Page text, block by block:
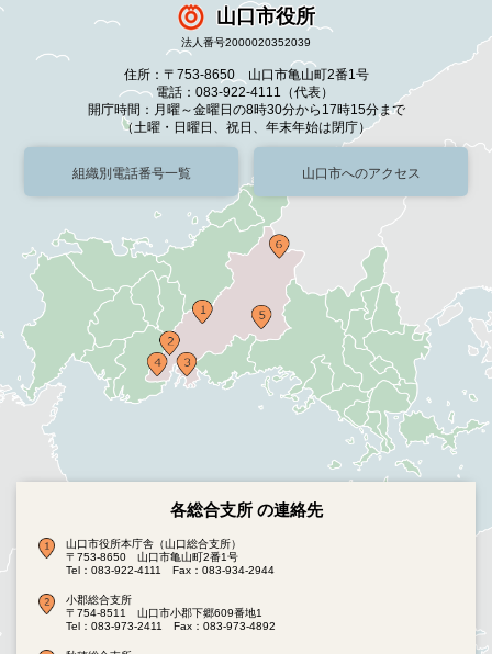
山口市役所
法人番号2000020352039
住所：〒753-8650 山口市亀山町2番1号
電話：083-922-4111（代表）
開庁時間：月曜～金曜日の8時30分から17時15分まで
（土曜・日曜日、祝日、年末年始は閉庁）
組織別電話番号一覧 山口市へのアクセス
各総合支所 の連絡先
山口市役所本庁舎（山口総合支所）
〒753-8650 山口市亀山町2番1号
Tel：083-922-4111
Fax：083-934-2944
小郡総合支所
〒754-8511 山口市小郡下郷609番地1
Tel：083-973-2411
Fax：083-973-4892